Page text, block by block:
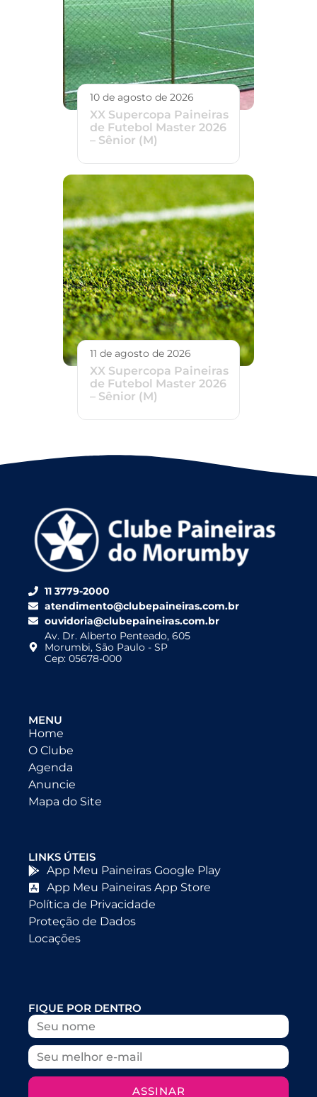
10 de agosto de 2026
XX Supercopa Paineiras
de Futebol Master 2026
– Sênior (M)
11 de agosto de 2026
XX Supercopa Paineiras
de Futebol Master 2026
– Sênior (M)
11 3779-2000
atendimento@clubepaineiras.com.br
ouvidoria@clubepaineiras.com.br
Av. Dr. Alberto Penteado, 605
Morumbi, São Paulo - SP
Cep: 05678-000
MENU
Home
O Clube
Agenda
Anuncie
Mapa do Site
LINKS ÚTEIS
App Meu Paineiras Google Play
App Meu Paineiras App Store
Política de Privacidade
Proteção de Dados
Locações
FIQUE POR DENTRO
ASSINAR